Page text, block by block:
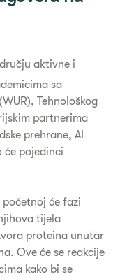
aktivne i
sa
Tehnološkog
partnerima
prehrane, AI
će pojedinci
će fazi
tijela
proteina unutar
Ove će se reakcije
kako bi se